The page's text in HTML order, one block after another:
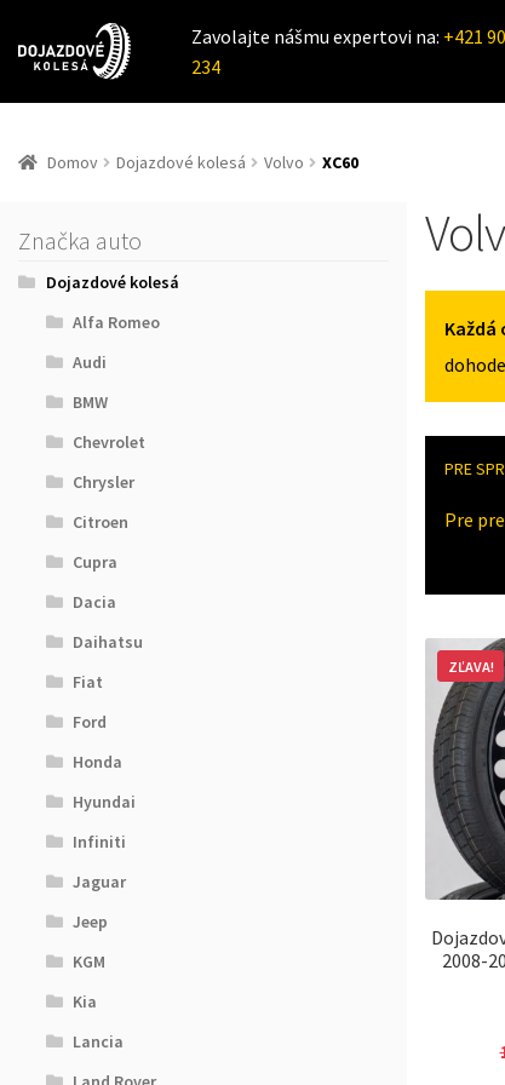
Zavolajte nášmu expertovi na: +421
234
Domov Dojazdové kolesá Volvo XC60
Značka auto
Dojazdové kolesá
Alfa Romeo
Audi
BMW
Chevrolet
Chrysler
Citroen
Cupra
Dacia
Daihatsu
Fiat
Ford
Honda
Hyundai
Infiniti
Jaguar
Jeep
KGM
Kia
Lancia
PRE
Pre
2008-
ZĽAVA!